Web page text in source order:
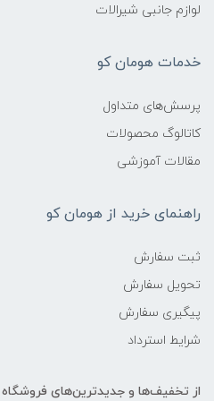
لوازم جانبی شیرالات
خدمات هومان کو
پرسش‌های متداول
کاتالوگ محصولات
مقالات آموزشی
راهنمای خرید از هومان کو
ثبت سفارش
تحویل سفارش
پیگیری سفارش
شرایط استرداد
از تخفیف‌ها و جدیدترین‌های فروشگاه